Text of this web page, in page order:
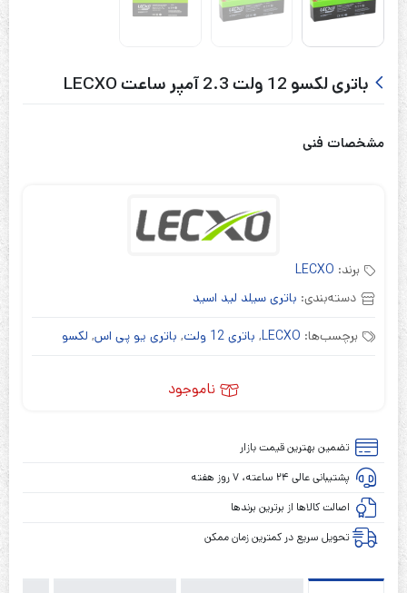
باتری لکسو 12 ولت 2.3 آمپر ساعت LECXO
مشخصات فنی
برند: LECXO
دسته‌بندی: باتری سیلد لید اسید
برچسب‌ها: LECXO
, باتری 12 ولت , باتری یو پی اس, لکسو
ناموجود
تضمین بهترین قیمت بازار
پشتیبانی عالی ۲۴ ساعته، ۷ روز هفته
اصالت کالاها از برترین برندها
تحویل سریع در کمترین زمان ممکن